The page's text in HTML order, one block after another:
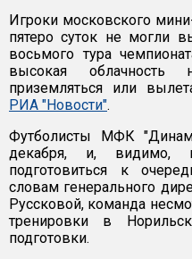
Игроки московского
пятеро суток не могли
восьмого тура
высокая облачность
приземляться или
РИА "Новости".
Футболисты МФК
декабря, и, видимо,
подготовиться к
словам генерального
Руссковой, команда
тренировки в
подготовки.